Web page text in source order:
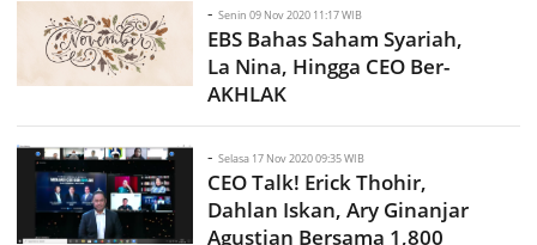
- Senin 09 Nov 2020 11:17 WIB
EBS Bahas Saham Syariah,
La Nina, Hingga CEO Ber-
AKHLAK
- Selasa 17 Nov 2020 09:35 WIB
CEO Talk! Erick Thohir,
Dahlan Iskan, Ary Ginanjar
Agustian Bersama 1,800